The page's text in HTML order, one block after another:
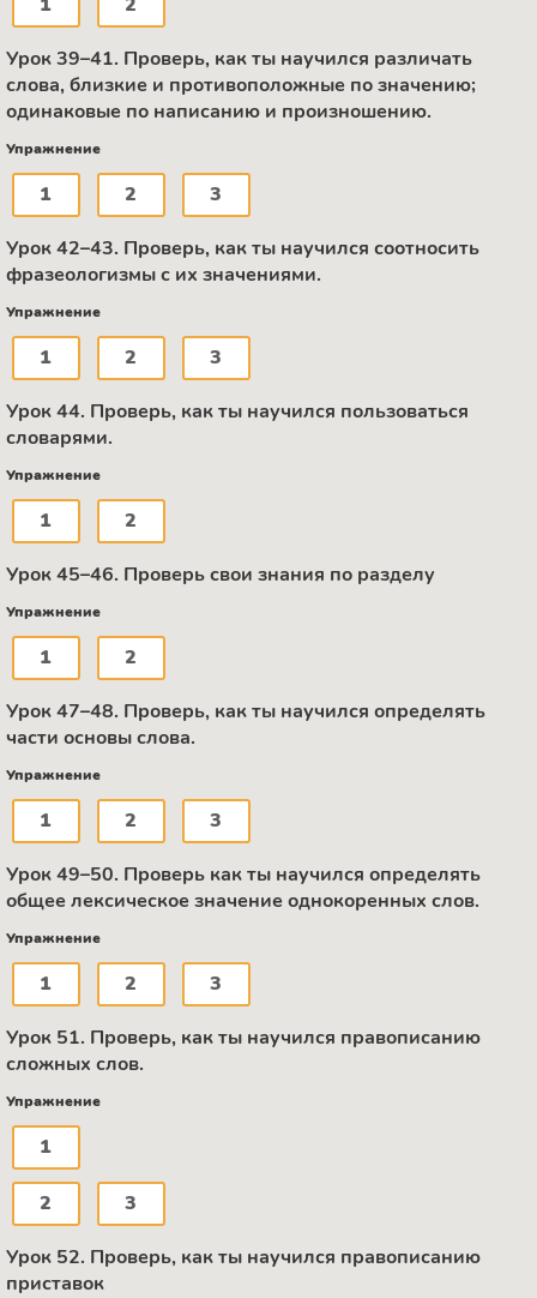
Урок 39–41. Проверь, как ты научился различать
слова, близкие и противоположные по значению;
одинаковые по написанию и произношению.
Упражнение
1 2 3
Урок 42–43. Проверь, как ты научился соотносить
фразеологизмы с их значениями.
Упражнение
1 2 3
Урок 44. Проверь, как ты научился пользоваться
словарями.
Упражнение
1 2
Урок 45–46. Проверь свои знания по разделу
Упражнение
1 2
Урок 47–48. Проверь, как ты научился определять
части основы слова.
Упражнение
1 2 3
Урок 49–50. Проверь как ты научился определять
общее лексическое значение однокоренных слов.
Упражнение
1 2 3
Урок 51. Проверь, как ты научился правописанию
сложных слов.
Упражнение
1
2 3
Урок 52. Проверь, как ты научился правописанию
приставок